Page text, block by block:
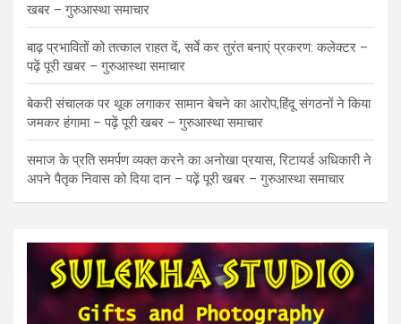
खबर – गुरुआस्था समाचार
बाढ़ प्रभावितों को तत्काल राहत दें, सर्वे कर तुरंत बनाएं प्रकरण: कलेक्टर –
पढ़ें पूरी खबर – गुरुआस्था समाचार
बेकरी संचालक पर थूक लगाकर सामान बेचने का आरोप,हिंदू संगठनों ने किया
जमकर हंगामा – पढ़ें पूरी खबर – गुरुआस्था समाचार
समाज के प्रति समर्पण व्यक्त करने का अनोखा प्रयास, रिटायर्ड अधिकारी ने
अपने पैतृक निवास को दिया दान – पढ़ें पूरी खबर – गुरुआस्था समाचार